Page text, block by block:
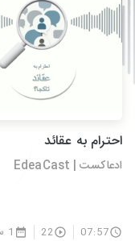
احترام به عقائد
ادعاکست | EdeaCast
07:57
22 1 سال پیش